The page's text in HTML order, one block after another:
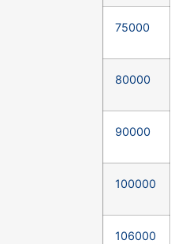
75000
80000
90000
100000
106000